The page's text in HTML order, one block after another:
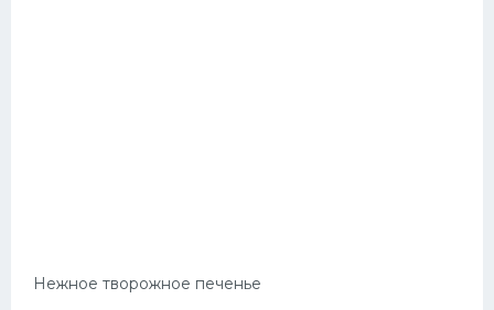
Нежное творожное печенье